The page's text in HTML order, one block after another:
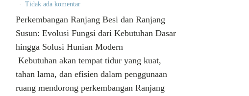
Tidak ada komentar
Perkembangan Ranjang Besi dan Ranjang
Susun: Evolusi Fungsi dari Kebutuhan Dasar
hingga Solusi Hunian Modern
Kebutuhan akan tempat tidur yang kuat,
tahan lama, dan efisien dalam penggunaan
ruang mendorong perkembangan Ranjang